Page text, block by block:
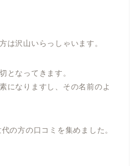
は沢山いらっしゃいます。
となってきます。
になりますし、その名前のよ
の方の口コミを集めました。